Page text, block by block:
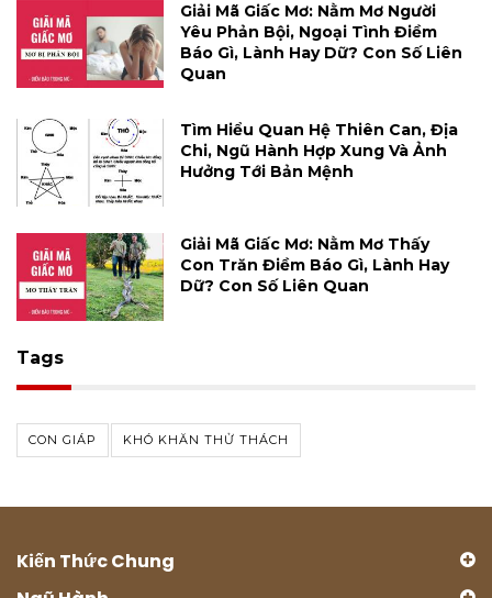
Giải Mã Giấc Mơ: Nằm Mơ Người
Yêu Phản Bội, Ngoại Tình Điềm
Báo Gì, Lành Hay Dữ? Con Số Liên
Quan
Tìm Hiểu Quan Hệ Thiên Can, Địa
Chi, Ngũ Hành Hợp Xung Và Ảnh
Hưởng Tới Bản Mệnh
Giải Mã Giấc Mơ: Nằm Mơ Thấy
Con Trăn Điềm Báo Gì, Lành Hay
Dữ? Con Số Liên Quan
Tags
CON GIÁP KHÓ KHĂN THỬ THÁCH
Kiến Thức Chung